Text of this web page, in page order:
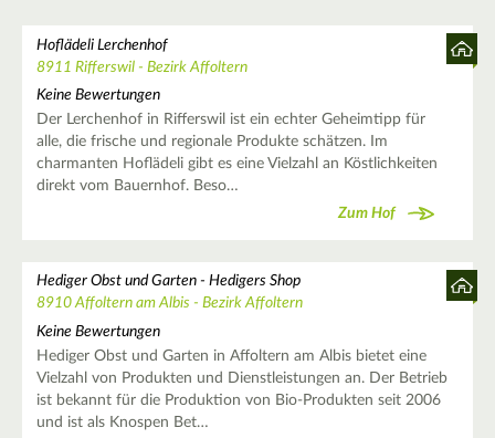
Hoflädeli Lerchenhof
8911 Rifferswil - Bezirk Affoltern
Keine Bewertungen
Der Lerchenhof in Rifferswil ist ein echter Geheimtipp für
alle, die frische und regionale Produkte schätzen. Im
charmanten Hoflädeli gibt es eine Vielzahl an Köstlichkeiten
direkt vom Bauernhof. Beso…
Zum Hof
Hediger Obst und Garten - Hedigers Shop
8910 Affoltern am Albis - Bezirk Affoltern
Keine Bewertungen
Hediger Obst und Garten in Affoltern am Albis bietet eine
Vielzahl von Produkten und Dienstleistungen an. Der Betrieb
ist bekannt für die Produktion von Bio-Produkten seit 2006
und ist als Knospen Bet…